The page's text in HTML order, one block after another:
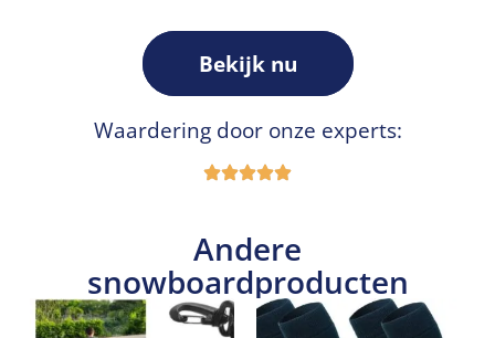
Bekijk nu
Waardering door onze experts:
Andere
snowboardproducten